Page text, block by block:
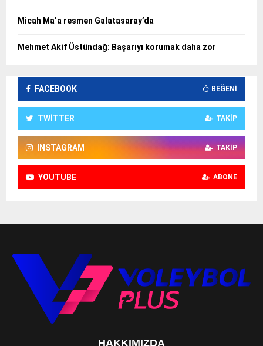
Micah Ma’a resmen Galatasaray’da
Mehmet Akif Üstündağ: Başarıyı korumak daha zor
FACEBOOK BEĞENI
TWITTER TAKIP
INSTAGRAM TAKIP
YOUTUBE ABONE
HAKKIMIZDA